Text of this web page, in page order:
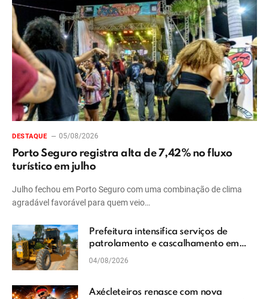
DESTAQUE 05/08/2026
Porto Seguro registra alta de 7,42% no fluxo
turístico em julho
Julho fechou em Porto Seguro com uma combinação de clima
agradável favorável para quem veio…
Prefeitura intensifica serviços de
patrolamento e cascalhamento em
Vera Cruz
04/08/2026
Axécleteiros renasce com nova